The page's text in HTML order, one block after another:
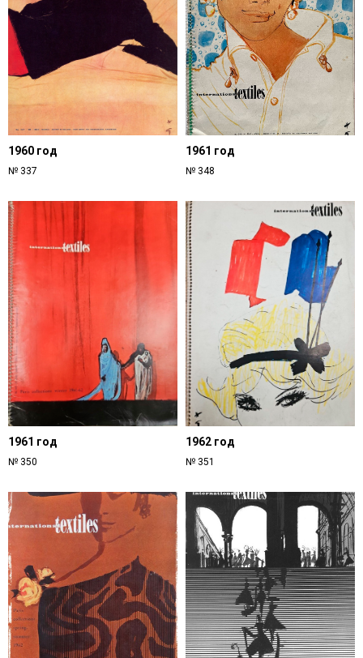
1960 год
№ 337
1961 год
№ 348
1961 год
№ 350
1962 год
№ 351